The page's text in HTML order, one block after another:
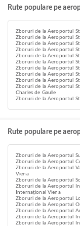
Rute populare pe
Zboruri de la Aeroportul
Zboruri de la Aeroportul
Zboruri de la Aeroportul
Zboruri de la Aeroportul
Zboruri de la Aeroportul
Zboruri de la Aeroportul
Zboruri de la Aeroportul
Zboruri de la Aeroportul
Zboruri de la Aeroportul
Zboruri de la Aeroportul
Charles de Gaulle
Zboruri de la Aeroportul
Rute populare pe
Zboruri de la Aeroportul
Zboruri de la Aeroportul
Zboruri de la Aeroportul
Viena
Zboruri de la Aeroportul
Zboruri de la Aeroportul
Internațional Viena
Zboruri de la Aeroportul
Zboruri de la Aeroportul
Zboruri de la Aeroportul
Zboruri de la Aeroportul
Zboruri de la Aeroportul